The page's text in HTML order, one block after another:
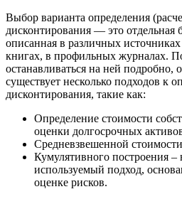
Выбор варианта определения
дисконтирования — это отдельная
описанная в различных
книгах, в профильных журналах.
останавливаться на ней подробно,
существует несколько подходов к
дисконтирования, такие как:
Определение стоимости
оценки долгосрочных
Средневзвешенной
Кумулятивного построения –
используемый подход,
оценке рисков.